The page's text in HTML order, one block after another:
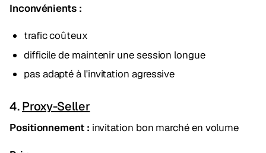
Inconvénients :
trafic coûteux
difficile de maintenir une session longue
pas adapté à l'invitation agressive
4.Proxy-Seller
Positionnement : invitation bon marché en volume